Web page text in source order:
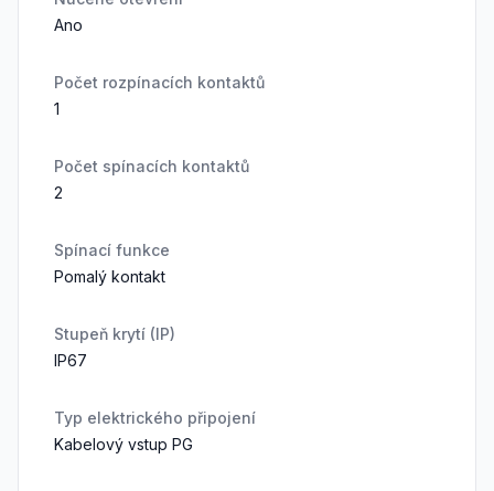
Ano
Počet rozpínacích kontaktů
1
Počet spínacích kontaktů
2
Spínací funkce
Pomalý kontakt
Stupeň krytí (IP)
IP67
Typ elektrického připojení
Kabelový vstup PG